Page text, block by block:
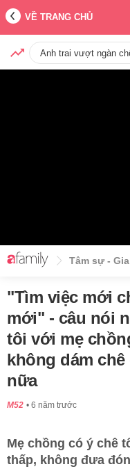
VỀ TRANG CHỦ
Anh trai vượt ngàn
Tâm sự -
"Tìm việc mới
mới" - câu nói
tôi với mẹ
không dám
nữa
M52 6 năm trước
Mẹ chồng có ý chê
thấp, không đưa